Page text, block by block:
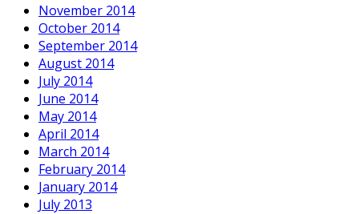
November 2014
October 2014
September 2014
August 2014
July 2014
June 2014
May 2014
April 2014
March 2014
February 2014
January 2014
July 2013